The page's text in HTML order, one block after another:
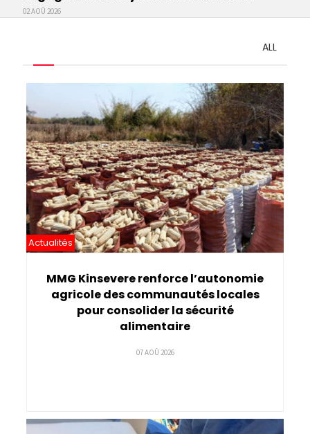
02 AOÛ 2026
ALL
Actualités
MMG Kinsevere renforce l’autonomie
agricole des communautés locales
pour consolider la sécurité
alimentaire
07 AOÛ 2026
Pagination